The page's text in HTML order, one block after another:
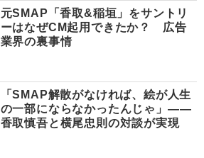
元SMAP「香取&稲垣」をサントリ
ーはなぜCM起用できたか？ 広告
業界の裏事情
「SMAP解散がなければ、絵が人生
の一部にならなかったんじゃ」――
香取慎吾と横尾忠則の対談が実現